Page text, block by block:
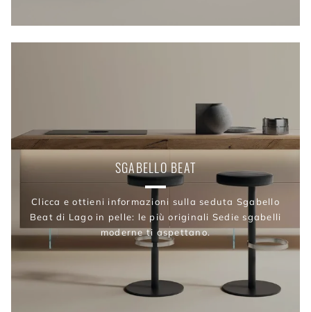
SGABELLO BEAT
Clicca e ottieni informazioni sulla seduta Sgabello
Beat di Lago in pelle: le più originali Sedie sgabelli
moderne ti aspettano.